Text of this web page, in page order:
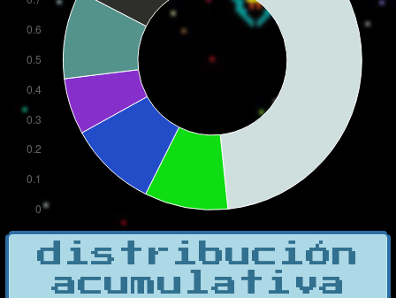
distribución
acumulativa